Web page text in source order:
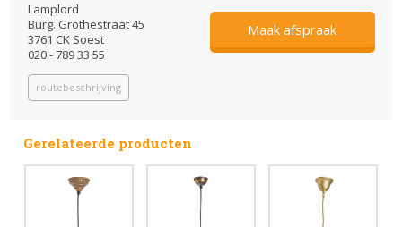
Lamplord
Burg. Grothestraat 45
3761 CK Soest
020 - 789 33 55
routebeschrijving
Maak afspraak
Gerelateerde producten